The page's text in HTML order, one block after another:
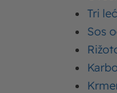
Tri
Sos